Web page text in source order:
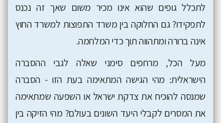
לתכלל גופים שהוא אינו מכיר משום שאך זה נכנס
לתפקידו? גם החלוקה בין משרד התפוצות למשרד החוץ
אינה ברורה ומתהווה תוך כדי המלחמה.
מעל הכל, מרחפים סימני שאלה לגבי ההסברה
הישראלית: מהי הגישה המתאימה בעת הזו - הסברה
שמנסה להוכיח את צדקת ישראל או השפעה שמתאימה
את המסרים לקבלי היעד השונים בעולם? מהי הזיקה בין